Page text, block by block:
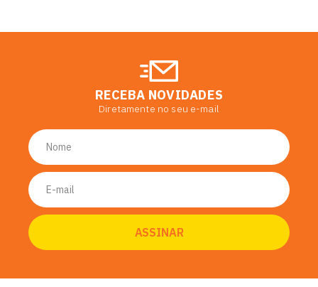
RECEBA NOVIDADES
Diretamente no seu e-mail